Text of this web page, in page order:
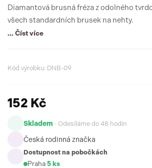
Diamantová brusná fréza z odolného
všech standardních brusek na nehty.
... Číst více
Kód výrobku: DNB-09
152 Kč
Skladem · Odesíláme do 48 hodin
Česká rodinná značka
Dostupnost na pobočkách
Praha·5 ks